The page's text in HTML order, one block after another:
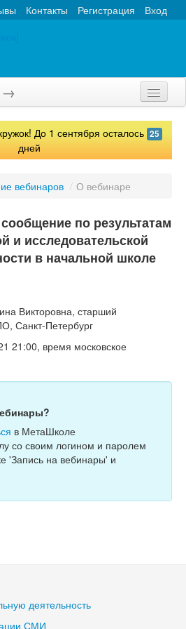
Вход
Регистрация
Контакты
→
До 1 сентября осталось 25
дней
вебинаров / О вебинаре
по результатам
и исследовательской
в начальной школе
Викторовна, старший
Санкт-Петербург
21:00, время московское
в МетаШколе
со своим логином и паролем
'Запись на вебинары' и
деятельность
СМИ